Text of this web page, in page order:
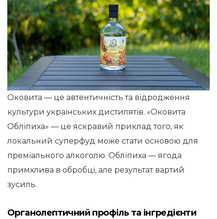
Оковита — це автентичність та відродження
культури українських дистилятів. «Оковита
Обліпиха» — це яскравий приклад того, як
локальний суперфуд може стати основою для
преміального алкоголю. Обліпиха — ягода
примхлива в обробці, але результат вартий
зусиль.
Органолептичний профіль та інгредієнти